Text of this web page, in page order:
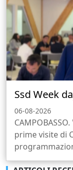
Ssd Week
06-08-2026
prime visite di